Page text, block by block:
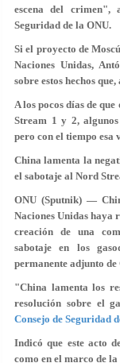
escena del crimen",
Seguridad de la ONU.
Si el proyecto de
Naciones Unidas,
sobre estos hechos
A los pocos días de
Stream 1 y 2,
pero con el tiempo esa
China lamenta la
el sabotaje al Nord
ONU (Sputnik) —
Naciones Unidas haya
creación de una
sabotaje en los
permanente adjunto de
"China lamenta los
resolución sobre el
Consejo de Seguridad
Indicó que este acto
como en el marco de